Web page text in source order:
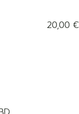
20,00 €